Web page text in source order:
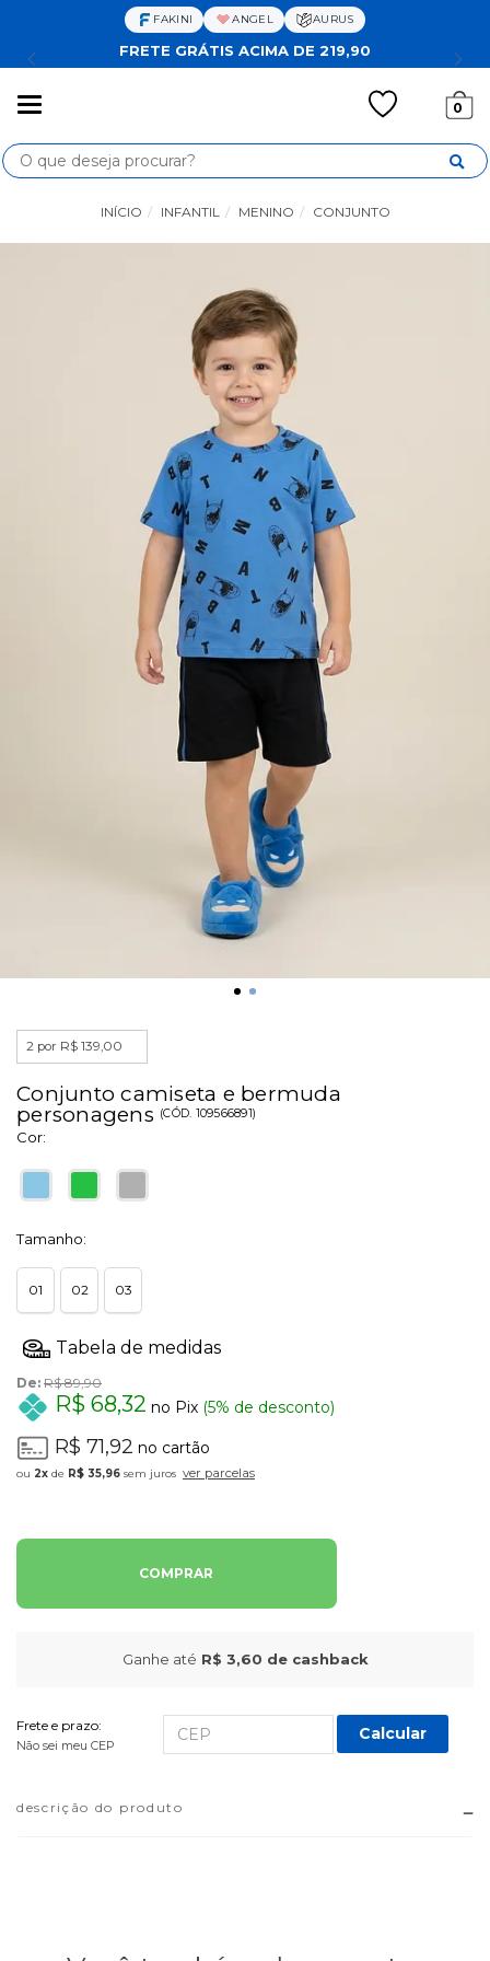
FAKINI ANGEL AURUS
FRETE GRÁTIS ACIMA DE 219,90
0
Busca
INÍCIO INFANTIL MENINO CONJUNTO
2 por R$ 139,00
Conjunto camiseta e bermuda
personagens (CÓD. 109566891)
Cor:
Tamanho:
01 02 03
De: R$ 89,90
R$ 68,32 no Pix (5% de desconto)
R$ 71,92 no cartão
2x de R$ 35,96 sem juros ver parcelas
COMPRAR
Ganhe até R$ 3,60 de cashback
Frete e prazo:
Não sei meu CEP
Calcular
descrição do produto